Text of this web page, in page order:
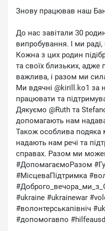
Знову працював наш
До нас завітали 30
випробування. І ми
Кожна з цих родин
та своїх близьких, адже
важлива, і разом ми
Ми вдячні @kirill.ko1 за
працювати та
Дякуємо @Ruth та
допомагають нам
Також особлива подяка
надають нам речі та
справах. Разом ми
#ДопомагаємоРазом
#МісцеваПідтримка
#ukraine #ukrainewar
#волонтерськапівніч
#допомогавпо
Відповідальні:Олексій